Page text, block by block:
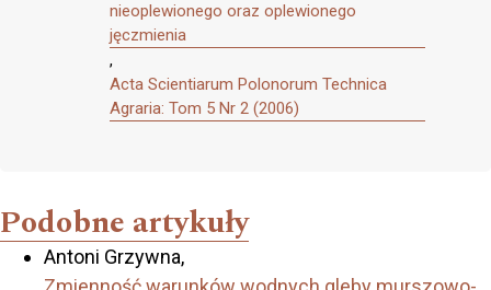
nieoplewionego oraz oplewionego
jęczmienia
,
Acta Scientiarum Polonorum Technica
Agraria: Tom 5 Nr 2 (2006)
Podobne artykuły
Antoni Grzywna,